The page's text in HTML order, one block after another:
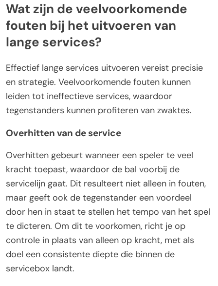
Wat zijn de veelvoorkomende
fouten bij het uitvoeren van
lange services?
Effectief lange services uitvoeren vereist precisie
en strategie. Veelvoorkomende fouten kunnen
leiden tot ineffectieve services, waardoor
tegenstanders kunnen profiteren van zwaktes.
Overhitten van de service
Overhitten gebeurt wanneer een speler te veel
kracht toepast, waardoor de bal voorbij de
servicelijn gaat. Dit resulteert niet alleen in fouten,
maar geeft ook de tegenstander een voordeel
door hen in staat te stellen het tempo van het spel
te dicteren. Om dit te voorkomen, richt je op
controle in plaats van alleen op kracht, met als
doel een consistente diepte die binnen de
servicebox landt.